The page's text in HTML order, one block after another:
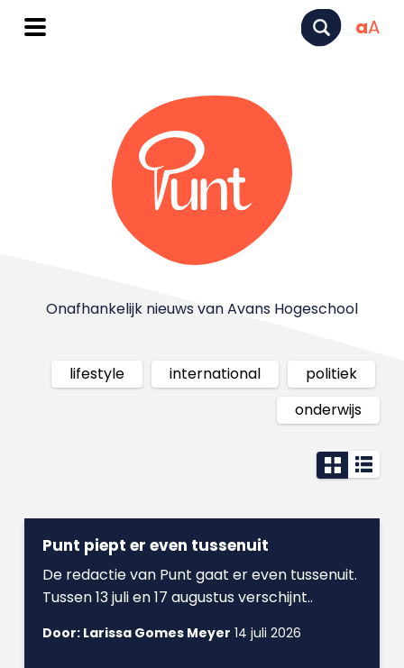
aA
Onafhankelijk nieuws van Avans Hogeschool
lifestyle international
politiek
onderwijs
Punt piept er even tussenuit
De redactie van Punt gaat er even tussenuit.
Tussen 13 juli en 17 augustus verschijnt..
Door: Larissa Gomes Meyer 14 juli 2026